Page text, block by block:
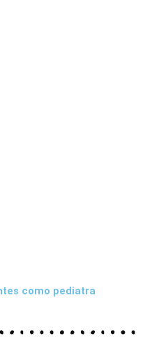
como pediatra